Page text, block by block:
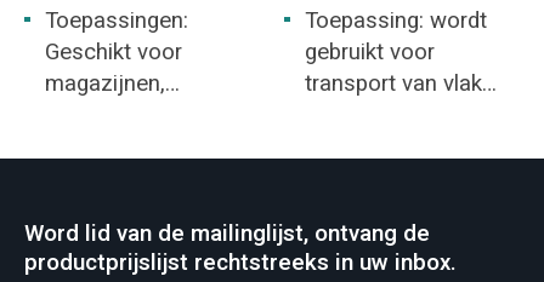
Toepassingen:
Geschikt voor
magazijnen,
Toepassing: wordt
gebruikt voor
transport van vlak
andere plaatsen.
Word lid van de mailinglijst, ontvang de
productprijslijst rechtstreeks in uw inbox.